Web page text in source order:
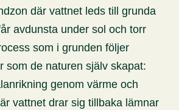
där vattnet leds till grunda
avdunsta under sol och torr
som i grunden följer
som de naturen själv skapat:
genom värme och
vattnet drar sig tillbaka lämnar